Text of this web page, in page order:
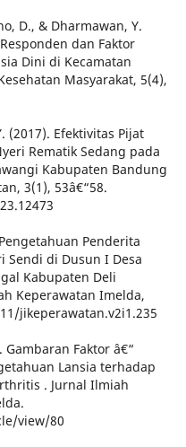
D., & Dharmawan, Y.
dan Faktor
Dini di Kecamatan
Masyarakat, 5(4),
(2017). Efektivitas Pijat
Rematik Sedang pada
Kabupaten Bandung
3(1), 53â€“58.
Penderita
Sendi di Dusun I Desa
Kabupaten Deli
Keperawatan Imelda,
jikeperawatan.v2i1.235
Faktor â€“
Lansia terhadap
. Jurnal Ilmiah
view/80